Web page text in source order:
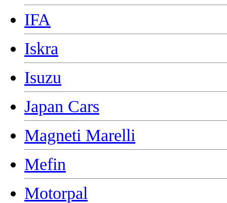
IFA
Iskra
Isuzu
Japan Cars
Magneti Marelli
Mefin
Motorpal